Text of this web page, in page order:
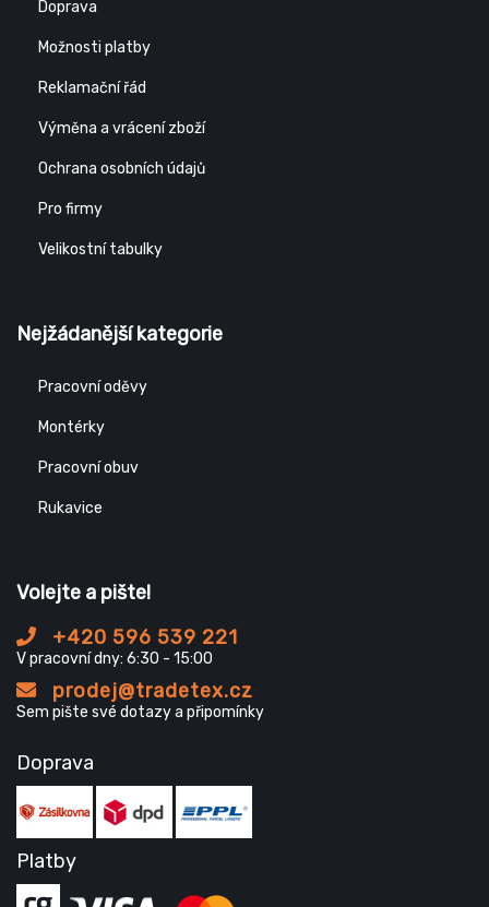
Doprava
Možnosti platby
Reklamační řád
Výměna a vrácení zboží
Ochrana osobních údajů
Pro firmy
Velikostní tabulky
Nejžádanější kategorie
Pracovní oděvy
Montérky
Pracovní obuv
Rukavice
Volejte a pište!
+420 596 539 221
V pracovní dny: 6:30 - 15:00
prodej@tradetex.cz
Sem pište své dotazy a připomínky
Doprava
Platby